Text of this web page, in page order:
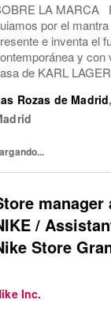
LA MARCA
por el
e inventa el
y con
de KARL
fundador, Karl
Rozas de Madrid,
manager
/
Store
Inc.